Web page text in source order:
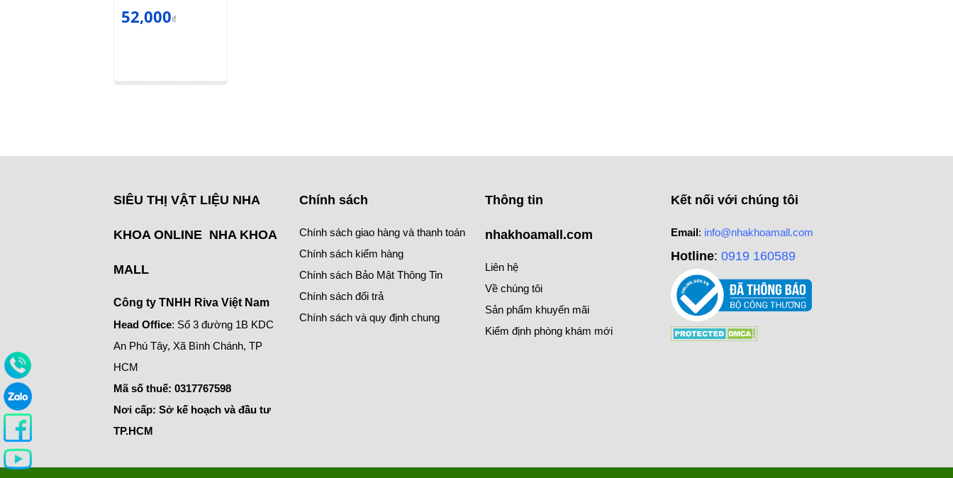
52,000₫
SIÊU THỊ VẬT LIỆU NHA
KHOA ONLINE NHA KHOA
MALL
Công ty TNHH Riva Việt Nam
Head Office: Số 3 đường 1B KDC
An Phú Tây, Xã Bình Chánh, TP
HCM
Mã số thuế: 0317767598
Nơi cấp: Sở kế hoạch và đầu tư
TP.HCM
Chính sách
Chính sách giao hàng và thanh toán
Chính sách kiểm hàng
Chính sách Bảo Mật Thông Tin
Chính sách đổi trả
Chính sách và quy định chung
Thông tin
nhakhoamall.com
Liên hệ
Về chúng tôi
Sản phẩm khuyến mãi
Kiểm định phòng khám mới
Kết nối với chúng tôi
Email: info@nhakhoamall.com
Hotline: 0919 160589